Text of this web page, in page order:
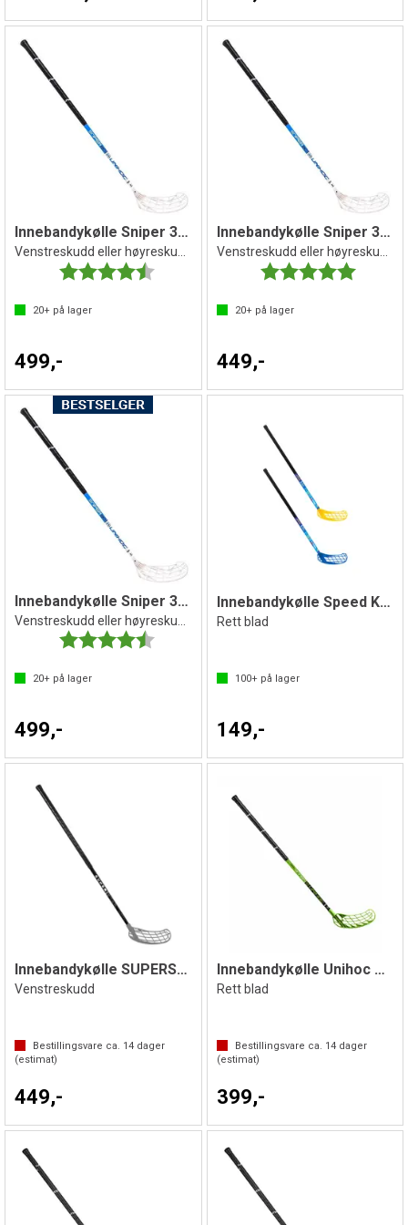
Innebandykølle Sniper 30 IFF 100 cm
Karakter:
4.5 av 5 mulige
20+ på lager
499,-
Innebandykølle Sniper 30 IFF 87 cm
Karakter:
20+på lager
449,-
Innebandykølle Sniper 30 IFF 96 cm
Karakter:
4.5 av 5 mulige
20+ på lager
499,-
Innebandykølle Speed Kids 80 cm
Rett blad
100+på lager
149,-
Innebandykølle SUPERSTAR 30 100 cm IFF
Venstreskudd
Bestillingsvare ca. 14 dager
(estimat)
449,-
Innebandykølle Unihoc Winner 96 cm | IFF
Rett blad
Bestillingsvare ca. 14dager
(estimat)
399,-